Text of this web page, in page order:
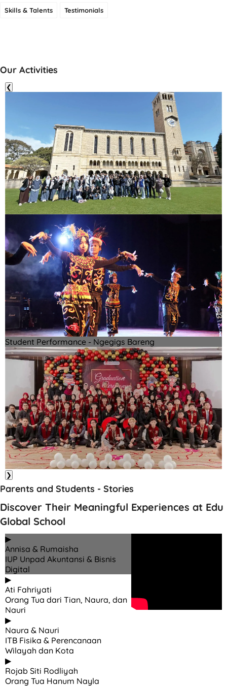
Skills & Talents Testimonials
Our Activities
❮
Student Performance - Ngegigs Bareng
❯
Parents and Students - Stories
Discover Their Meaningful Experiences at Edu
Global School
▶
Annisa & Rumaisha
IUP Unpad Akuntansi & Bisnis
Digital
▶
Ati Fahriyati
Orang Tua dari Tian, Naura, dan
Nauri
▶
Naura & Nauri
ITB Fisika & Perencanaan
Wilayah dan Kota
▶
Rojab Siti Rodliyah
Orang Tua Hanum Nayla